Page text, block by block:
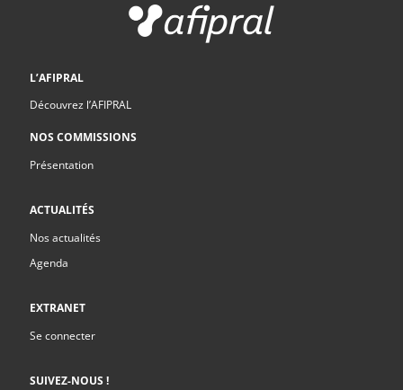
L’AFIPRAL
Découvrez l’AFIPRAL
NOS COMMISSIONS
Présentation
ACTUALITÉS
Nos actualités
Agenda
EXTRANET
Se connecter
SUIVEZ-NOUS !